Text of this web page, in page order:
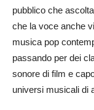
pubblico che
che la voce anche
musica pop
passando per dei
sonore di film e
universi musicali di